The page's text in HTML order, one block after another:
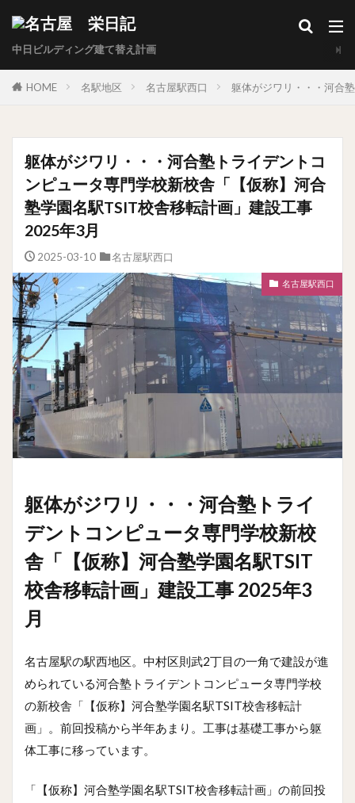
中日ビルディング建て替え計画
HOME 名駅地区 名古屋駅西口 躯体がジワリ・・・河合
躯体がジワリ・・・河合塾トライデントコ
ンピュータ専門学校新校舎「【仮称】河合
塾学園名駅TSIT校舎移転計画」建設工事
2025年3月
2025-03-10 名古屋駅西口
名古屋駅西口
躯体がジワリ・・・河合塾トライ
デントコンピュータ専門学校新校
舎「【仮称】河合塾学園名駅TSIT
校舎移転計画」建設工事 2025年3
月
名古屋駅の駅西地区。中村区則武2丁目の一角で建設が進
められている河合塾トライデントコンピュータ専門学校
の新校舎「【仮称】河合塾学園名駅TSIT校舎移転計
画」。前回投稿から半年あまり。工事は基礎工事から躯
体工事に移っています。
「【仮称】河合塾学園名駅TSIT校舎移転計画」の前回投